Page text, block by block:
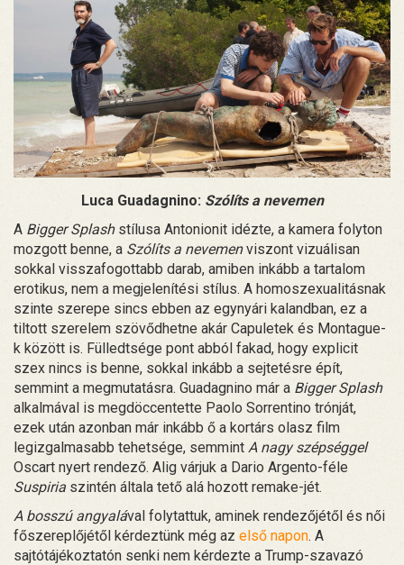
Luca Guadagnino: Szólíts a nevemen
A Bigger Splashstílusa Antonionit idézte, a kamera folyton
mozgott benne, a Szólíts a nevemenviszont vizuálisan
sokkal visszafogottabb darab, amiben inkább a tartalom
erotikus, nem a megjelenítési stílus. A homoszexualitásnak
szinte szerepe sincs ebben az egynyári kalandban, ez a
tiltott szerelem szövődhetne akár Capuletek és Montague-
k között is. Fülledtsége pont abból fakad, hogy explicit
szex nincs is benne, sokkal inkább a sejtetésre épít,
semmint a megmutatásra. Guadagnino már a Bigger Splash
alkalmával is megdöccentette Paolo Sorrentino trónját,
ezek után azonban már inkább ő a kortárs olasz film
legizgalmasabb tehetsége, semmint A nagy szépséggel
Oscart nyert rendező. Alig várjuk a Dario Argento-féle
Suspiria szintén általa tető alá hozott remake-jét.
A bosszú angyalával folytattuk, aminek rendezőjétől és női
főszereplőjétől kérdeztünk még az első napon. A
sajtótájékoztatón senki nem kérdezte a Trump-szavazó